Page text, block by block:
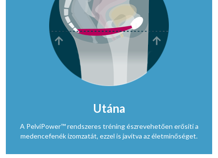
Utána
A PelviPower™ rendszeres tréning észrevehetően erősíti a
medencefenék izomzatát, ezzel is javítva az életminőséget.